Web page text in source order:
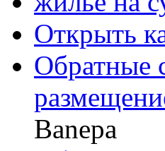
Открыть
Обратные
Banepa